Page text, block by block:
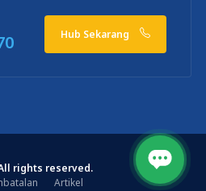
Hub Sekarang
rights reserved.
Artikel